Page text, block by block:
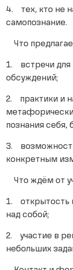
4. тех, кто не
самопознание.
Что
1. встречи для
обсуждений;
2. практики и
познания
3. возможность
конкретным
Что ждём от
1. открытость
над собой;
2. участие в
небольших